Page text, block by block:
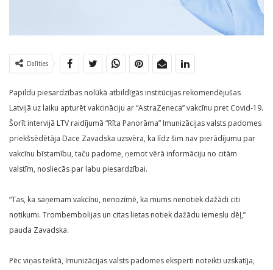
Dalīties
Papildu piesardzības nolūkā atbildīgās institūcijas rekomendējušas
Latvijā uz laiku apturēt vakcināciju ar “AstraZeneca” vakcīnu pret Covid-19.
Šorīt intervijā LTV raidījumā “Rīta Panorāma” Imunizācijas valsts padomes
priekšsēdētāja Dace Zavadska uzsvēra, ka līdz šim nav pierādījumu par
vakcīnu bīstamību, taču padome, ņemot vērā informāciju no citām
valstīm, nosliecās par labu piesardzībai.
“Tas, ka saņemam vakcīnu, nenozīmē, ka mums nenotiek dažādi citi
notikumi. Trombembolijas un citas lietas notiek dažādu iemeslu dēļ,”
pauda Zavadska.
Pēc viņas teiktā, Imunizācijas valsts padomes eksperti noteikti uzskatīja,